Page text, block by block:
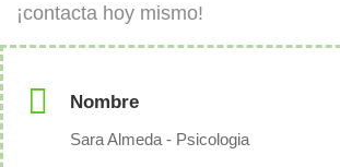
¡contacta hoy mismo!
Nombre
Sara Almeda - Psicologia